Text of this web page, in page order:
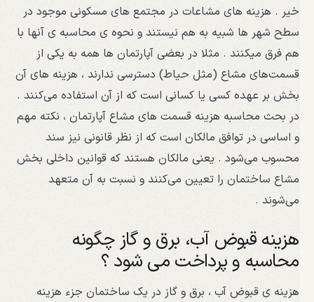
خیر . هزینه های مشاعات در مجتمع های مسکونی موجود در
سطح شهر ها شبیه به هم نیستند و نحوه ی محاسبه ی آنها با
هم فرق میکنند . مثلا در بعضی آپارتمان‌ ها همه به یکی از
قسمت‌های مشاع (مثل حیاط) دسترسی ندارند ، هزینه‌ های آن
بخش بر عهده‌ کسی یا کسانی است که از آن استفاده می‌کنند .
در بحث محاسبه هزینه قسمت‌ های مشاع آپارتمان ، نکته مهم
و اساسی در توافق مالکان است که از نظر قانونی نیز سند
محسوب می‌شود . یعنی مالکان هستند که قوانین داخلی بخش
مشاع ساختمان را تعیین می‌کنند و نسبت به آن متعهد
می‌شوند .
هزینه قبوض آب، برق و گاز چگونه
محاسبه و پرداخت می شود ؟
هزینه ی قبوض آب ، برق و گاز در یک ساختمان جزء هزینه